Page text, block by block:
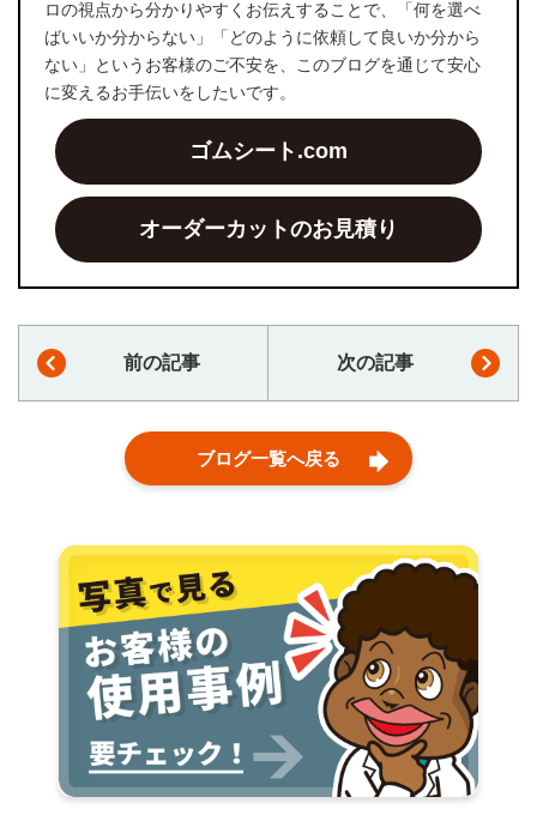
ロの視点から分かりやすくお伝えすることで、「何を選べ
ばいいか分からない」「どのように依頼して良いか分から
ない」というお客様のご不安を、このブログを通じて安心
に変えるお手伝いをしたいです。
ゴムシート.com
オーダーカットのお見積り
前の記事 次の記事
ブログ一覧へ戻る